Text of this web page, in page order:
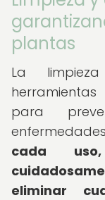
plantas
La
para
cada
eliminar